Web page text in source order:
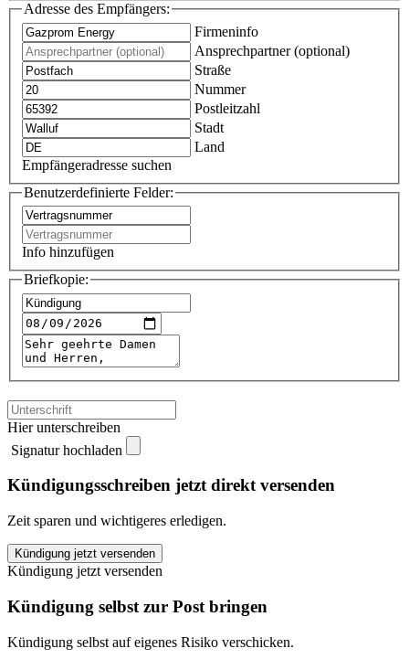
Adresse des Empfängers:
Firmeninfo
Ansprechpartner (optional)
Straße
Nummer
Postleitzahl
Stadt
Land
Empfängeradresse suchen
Benutzerdefinierte Felder:
Info hinzufügen
Briefkopie:
Hier unterschreiben
Signatur hochladen
Kündigungsschreiben jetzt direkt versenden
Zeit sparen und wichtigeres erledigen.
Gazprom
Energy
kündigen
quantity
Kündigung jetzt versenden
Kündigung jetzt versenden
Kündigung selbst zur Post bringen
Kündigung selbst auf eigenes Risiko verschicken.